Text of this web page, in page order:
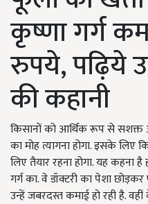
कृष्णा गर्ग
रुपये, पढ़िये
की कहानी
किसानों को आर्थिक रूप से
का मोह त्यागना होगा. इसके
लिए तैयार रहना होगा. यह कहना
गर्ग का. वे डॉक्टरी का पेशा
उन्हें जबरदस्त कमाई हो रही है.